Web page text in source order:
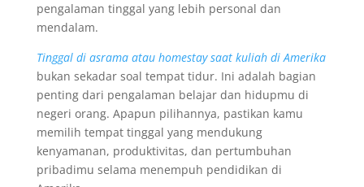
pengalaman tinggal yang lebih personal dan
mendalam.
Tinggal di asrama atau homestay saat kuliah di Amerika
bukan sekadar soal tempat tidur. Ini adalah bagian
penting dari pengalaman belajar dan hidupmu di
negeri orang. Apapun pilihannya, pastikan kamu
memilih tempat tinggal yang mendukung
kenyamanan, produktivitas, dan pertumbuhan
pribadimu selama menempuh pendidikan di